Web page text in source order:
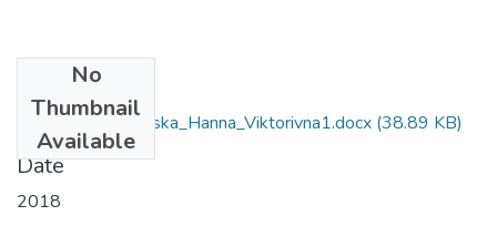
No
Thumbnail
Available
6.020303_Boyarska_Hanna_Viktorivna1.docx (38.89 KB)
Date
2018